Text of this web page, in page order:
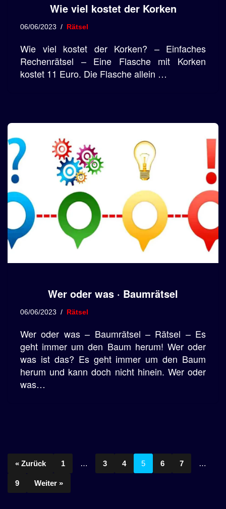
Wie viel kostet der Korken
06/06/2023 Rätsel
Wie viel kostet der Korken? – Einfaches
Rechenrätsel – Eine Flasche mit Korken
kostet 11 Euro. Die Flasche allein …
Wer oder was · Baumrätsel
06/06/2023 Rätsel
Wer oder was – Baumrätsel – Rätsel – Es
geht immer um den Baum herum! Wer oder
was ist das? Es geht immer um den Baum
herum und kann doch nicht hinein. Wer oder
was…
« Zurück 1 … 3 4 5 6 7 …
9 Weiter »